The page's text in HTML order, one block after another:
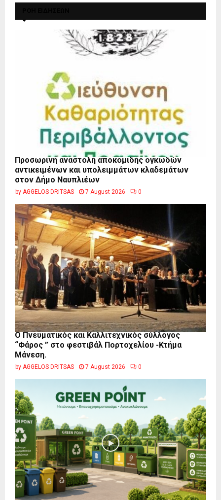
Προσωρινή αναστολή αποκομιδής ογκωδών
αντικειμένων και υπολειμμάτων κλαδεμάτων
στον Δήμο Ναυπλιέων
by AGGELOS DRITSAS 7 August 2026 0
Ο Πνευματικός και Καλλιτεχνικός σύλλογος
“Φάρος ” στο φεστιβάλ Πορτοχελίου -Κτήμα
Μάνεση.
by AGGELOS DRITSAS 7 August 2026 0